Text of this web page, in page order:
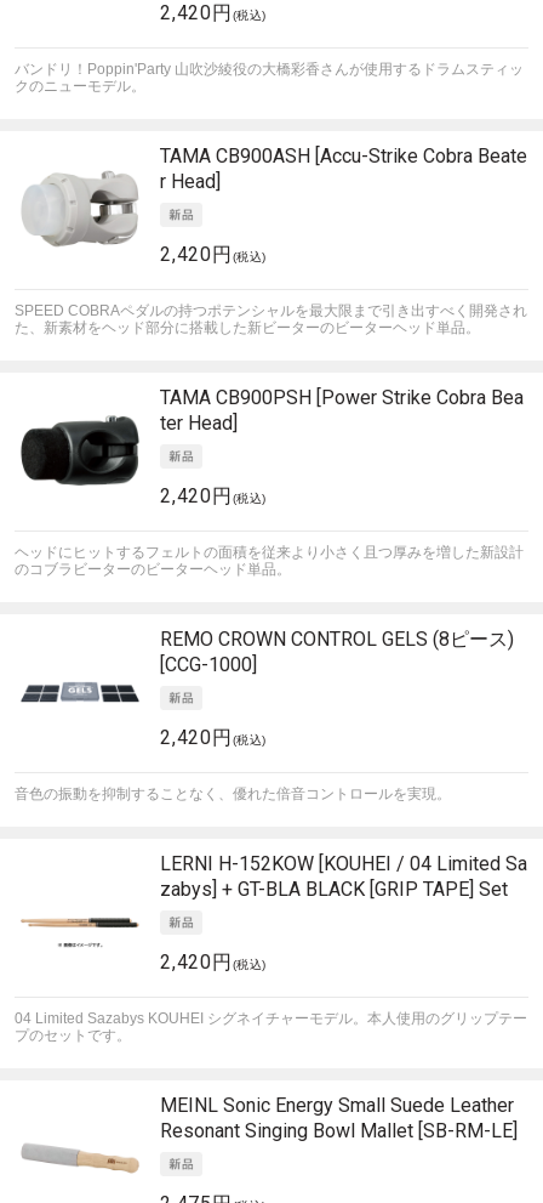
2,420円 (税込)
バンドリ！Poppin'Party 山吹沙綾役の大橋彩香さんが使用するドラムスティッ
クのニューモデル。
TAMA CB900ASH [Accu-Strike Cobra Beate
r Head]
2,420円 (税込)
SPEED COBRAペダルの持つポテンシャルを最大限まで引き出すべく開発され
た、新素材をヘッド部分に搭載した新ビーターのビーターヘッド単品。
TAMA CB900PSH [Power Strike Cobra Bea
ter Head]
2,420円 (税込)
ヘッドにヒットするフェルトの面積を従来より小さく且つ厚みを増した新設計
のコブラビーターのビーターヘッド単品。
REMO CROWN CONTROL GELS (8ピース)
[CCG-1000]
2,420円 (税込)
音色の振動を抑制することなく、優れた倍音コントロールを実現。
LERNI H-152KOW [KOUHEI / 04 Limited Sa
zabys] + GT-BLA BLACK [GRIP TAPE] Set
2,420円 (税込)
04 Limited Sazabys KOUHEI シグネイチャーモデル。本人使用のグリップテー
プのセットです。
MEINL Sonic Energy Small Suede Leather
Resonant Singing Bowl Mallet [SB-RM-LE]